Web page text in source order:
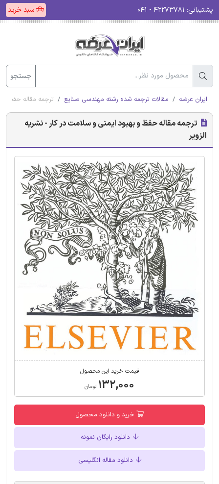
پشتیبانی: سبد خرید
جستجو
ایران عرضه مقالات ترجمه شده رشته مهندسی صنایع ترجمه مقاله حفظ و
ترجمه مقاله حفظ و بهبود ایمنی و سلامت در کار - نشریه
الزویر
قیمت خرید این محصول
۱۳۲,۰۰۰ تومان
خرید و دانلود محصول
دانلود رایگان نمونه
دانلود مقاله انگلیسی